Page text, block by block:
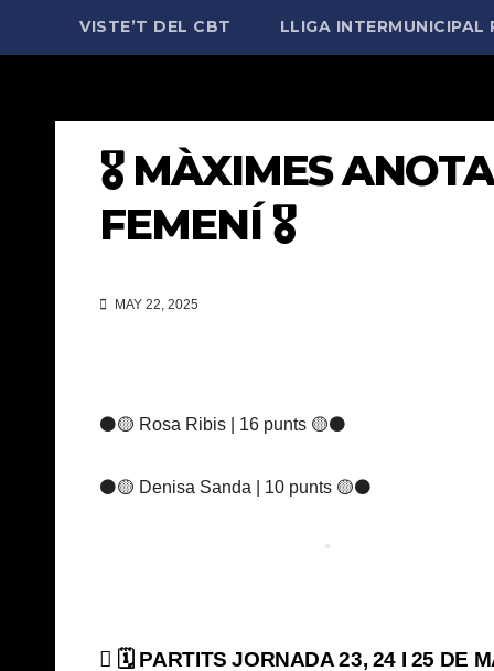
VISTE’T DEL CBT LLIGA INTERMUNICIPAL
🎖️ MÀXIMES
FEMENÍ 🎖️
MAY 22, 2025
⚫️🟡 Rosa Ribis | 16 punts 🟡⚫
⚫️🟡 Denisa Sanda | 10 punts 🟡⚫
🗓️ PARTITS JORNADA 23, 24 I 25 DE